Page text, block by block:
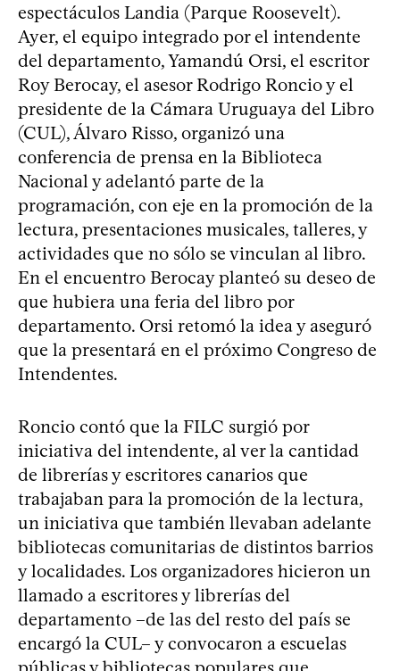
espectáculos Landia (Parque Roosevelt).
Ayer, el equipo integrado por el intendente
del departamento, Yamandú Orsi, el escritor
Roy Berocay, el asesor Rodrigo Roncio y el
presidente de la Cámara Uruguaya del Libro
(CUL), Álvaro Risso, organizó una
conferencia de prensa en la Biblioteca
Nacional y adelantó parte de la
programación, con eje en la promoción de la
lectura, presentaciones musicales, talleres, y
actividades que no sólo se vinculan al libro.
En el encuentro Berocay planteó su deseo de
que hubiera una feria del libro por
departamento. Orsi retomó la idea y aseguró
que la presentará en el próximo Congreso de
Intendentes.
Roncio contó que la FILC surgió por
iniciativa del intendente, al ver la cantidad
de librerías y escritores canarios que
trabajaban para la promoción de la lectura,
un iniciativa que también llevaban adelante
bibliotecas comunitarias de distintos barrios
y localidades. Los organizadores hicieron un
llamado a escritores y librerías del
departamento –de las del resto del país se
encargó la CUL– y convocaron a escuelas